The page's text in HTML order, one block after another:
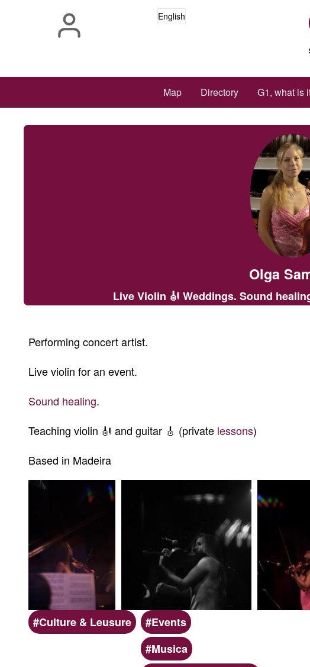
English
navigation
Map Directory G1, what is
Olga
Live Violin 🎻 Weddings. Sound
Performing concert artist.
Live violin for an event.
Sound healing.
Teaching violin 🎻 and guitar 🎸 (private lessons)
Based in Madeira
Scope
Culture & Leusure Categoria
Events
Musica